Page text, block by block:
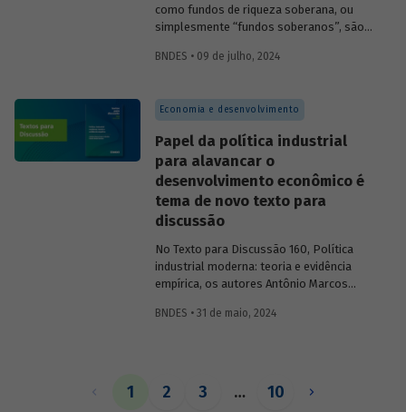
como fundos de riqueza so­berana, ou
simplesmente “fundos soberanos”, são
governos ou a entes governamentais.
envolvidos na criação e na gestão de um
fundo público de investimentos
sustentáveis, apresentando algumas
soluções possíveis.
BNDES • 09 de julho, 2024
Economia e desenvolvimento
Papel da política industrial
para alavancar o
desenvolvimento econômico é
tema de novo texto para
discussão
No Texto para Discussão 160, Política
industrial moderna: teoria e evidência
empírica, os autores Antônio Marcos
apresentam um panorama geral
diferentes países e contextos.
BNDES • 31 de maio, 2024
1 2 3 … 10